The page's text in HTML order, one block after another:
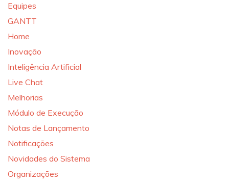
Equipes
GANTT
Home
Inovação
Inteligência Artificial
Live Chat
Melhorias
Módulo de Execução
Notas de Lançamento
Notificações
Novidades do Sistema
Organizações